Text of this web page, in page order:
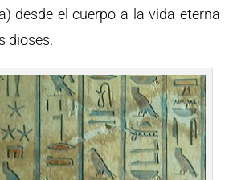
desde el cuerpo a la vida eterna
dioses.